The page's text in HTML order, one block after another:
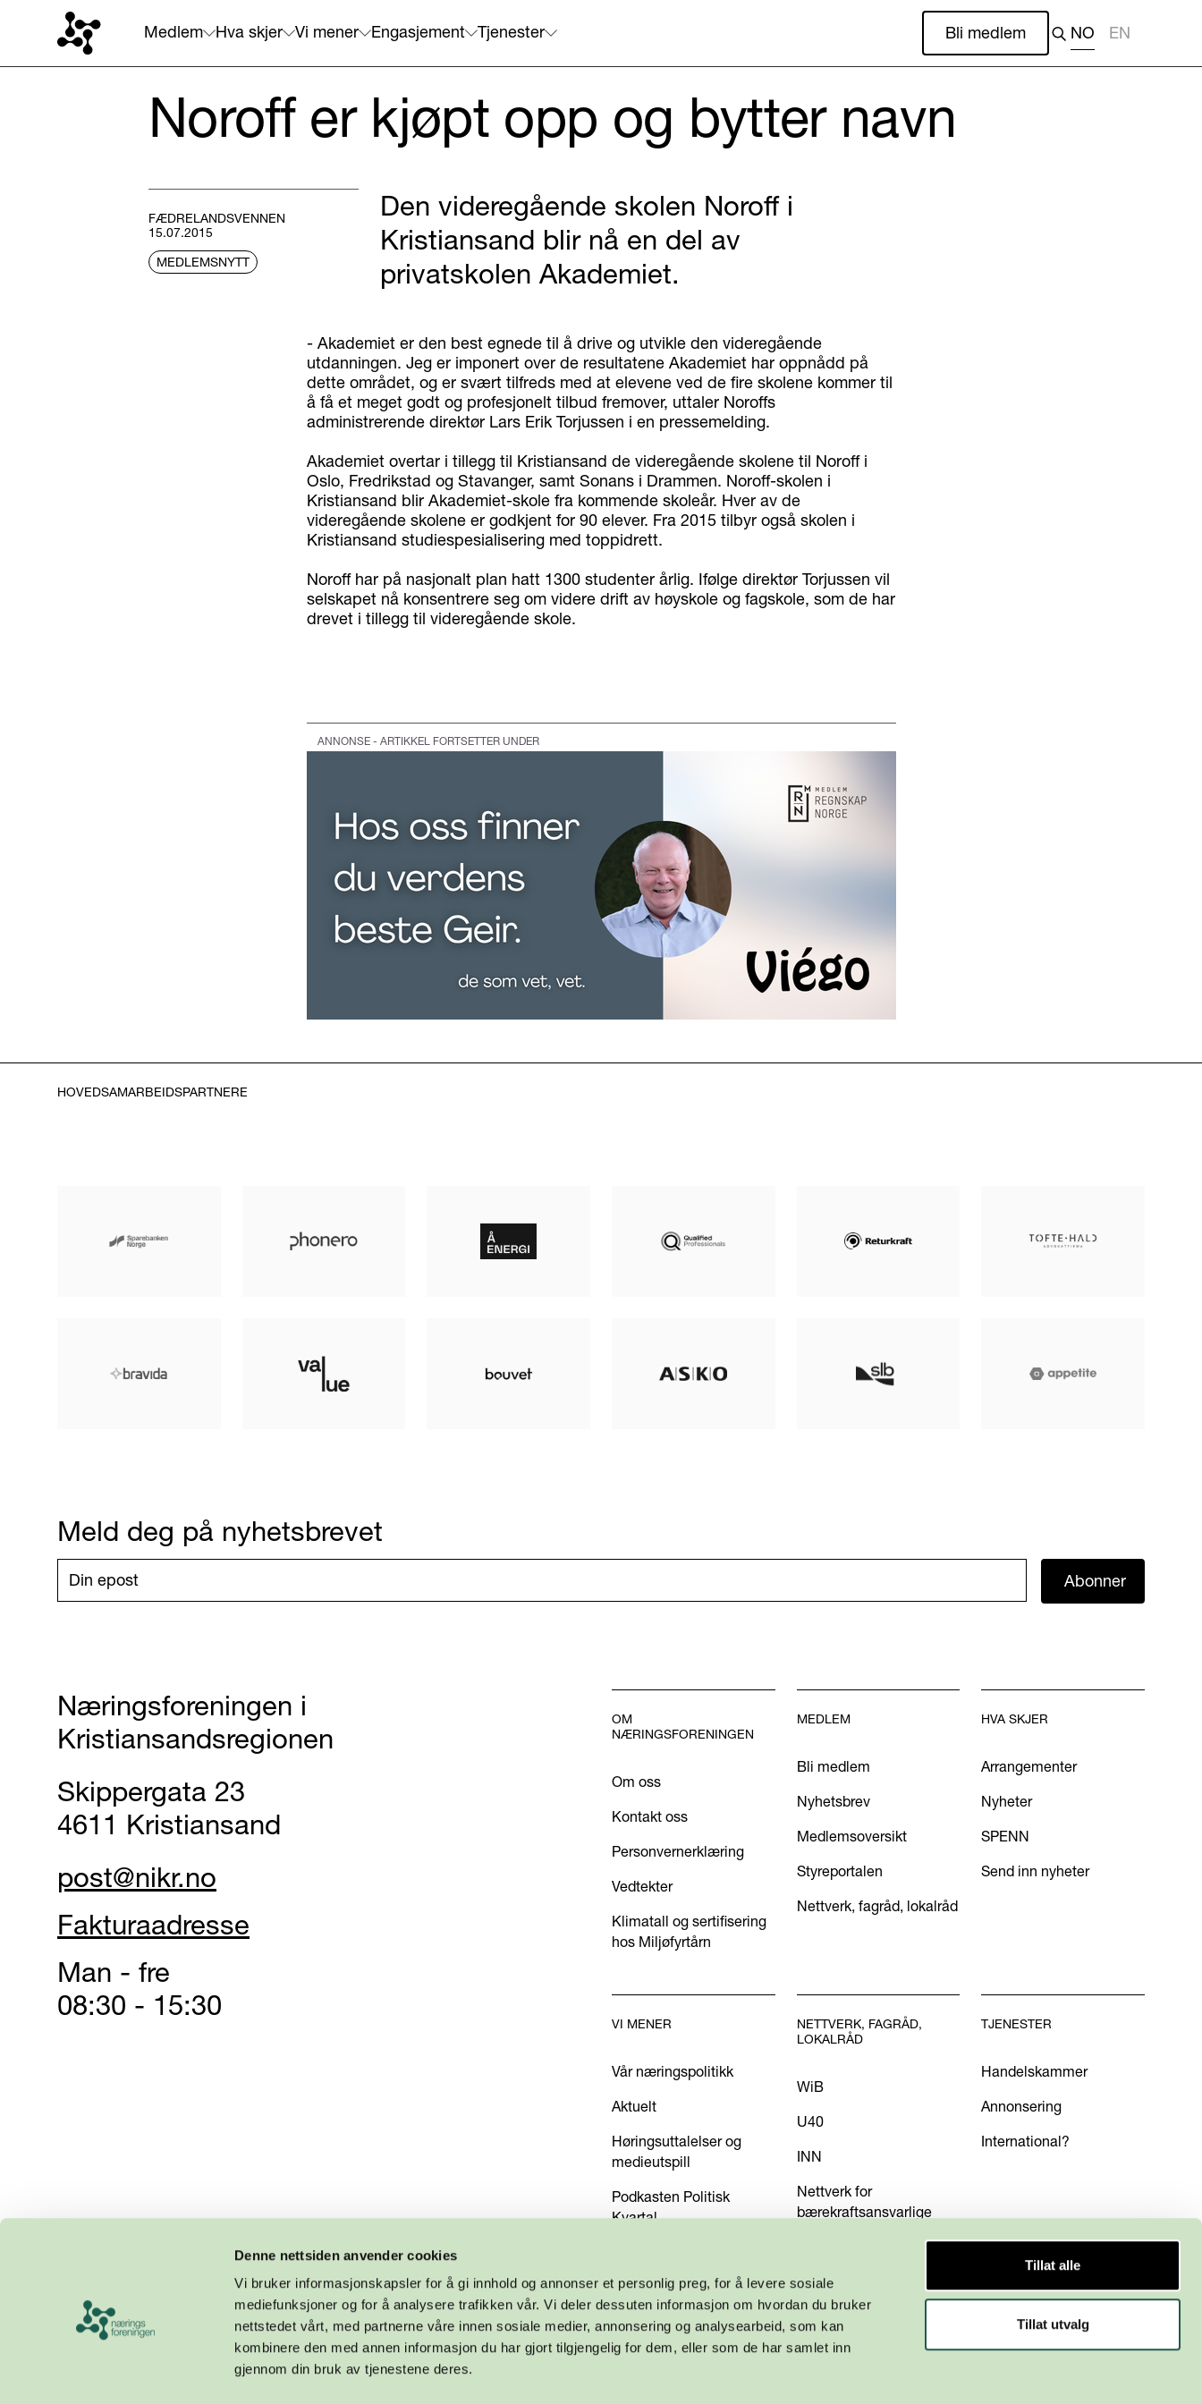
Denne nettsiden anvender cookies
Vi bruker informasjonskapsler for å gi innhold og annonser et personlig preg, for å levere sosiale
mediefunksjoner og for å analysere trafikken vår. Vi deler dessuten informasjon om hvordan du bruker
nettstedet vårt, med partnerne våre innen sosiale medier, annonsering og analysearbeid, som kan
kombinere den med annen informasjon du har gjort tilgjengelig for dem, eller som de har samlet inn
gjennom din bruk av tjenestene deres.
Tillat alle
Tillat utvalg
Medlem Hva skjer Vi mener Engasjement Tjenester Bli medlem NO EN
Noroff er kjøpt opp og bytter navn
FÆDRELANDSVENNEN
15.07.2015
MEDLEMSNYTT
Den videregående skolen Noroff i
Kristiansand blir nå en del av
privatskolen Akademiet.
- Akademiet er den best egnede til å drive og utvikle den videregående
utdanningen. Jeg er imponert over de resultatene Akademiet har oppnådd på
dette området, og er svært tilfreds med at elevene ved de fire skolene kommer til
å få et meget godt og profesjonelt tilbud fremover, uttaler Noroffs
administrerende direktør Lars Erik Torjussen i en pressemelding.
Akademiet overtar i tillegg til Kristiansand de videregående skolene til Noroff i
Oslo, Fredrikstad og Stavanger, samt Sonans i Drammen. Noroff-skolen i
Kristiansand blir Akademiet-skole fra kommende skoleår. Hver av de
videregående skolene er godkjent for 90 elever. Fra 2015 tilbyr også skolen i
Kristiansand studiespesialisering med toppidrett.
Noroff har på nasjonalt plan hatt 1300 studenter årlig. Ifølge direktør Torjussen vil
selskapet nå konsentrere seg om videre drift av høyskole og fagskole, som de har
drevet i tillegg til videregående skole.
ANNONSE - ARTIKKEL FORTSETTER UNDER
HOVEDSAMARBEIDSPARTNERE
Meld deg på nyhetsbrevet
Abonner
Næringsforeningen i
Kristiansandsregionen
Skippergata 23
4611 Kristiansand
post@nikr.no
Fakturaadresse
Man - fre
08:30 - 15:30
OM
NÆRINGSFORENINGEN
Om oss
Kontakt oss
Personvernerklæring
Vedtekter
Klimatall og sertifisering
hos Miljøfyrtårn
MEDLEM
Bli medlem
Nyhetsbrev
Medlemsoversikt
Styreportalen
Nettverk, fagråd, lokalråd
HVA SKJER
Arrangementer
Nyheter
SPENN
Send inn nyheter
VI MENER
Vår næringspolitikk
Aktuelt
Høringsuttalelser og
medieutspill
Podkasten Politisk
Kvartal
NETTVERK, FAGRÅD,
LOKALRÅD
WiB
U40
INN
Nettverk for
bærekraftsansvarlige
TJENESTER
Handelskammer
Annonsering
International?